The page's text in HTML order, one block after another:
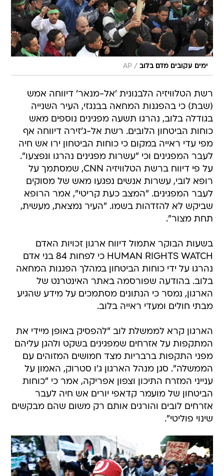
ימים עקובים מדם בלוב /
AP
רשת הטלוויזיה הלבנונית 'אל-מנאר' דיווחה אמש
(שבת) כי בהפגנות המחאה בבנגזי, העיר השנייה
בגודלה בלוב, נהרגו תשעה מפגינים נוספים מאש
כוחות הביטחון הלובים. רשת אל-ג'זירה דיווחה אף
מפי עדי ראייה במקום כי כוחות הביטחון ירו אש חיה
לעבר המפגינים וכי "עשרות מפגינים נהרגו ונפצעו".
על פי דיווח ברשת הטלוויזיה CNN, שמסתמך על
רופא לובי, עשרות אנשים נפגעו מאש של מסוקים
לעבר המפגינים. "המצב כעת קריטי", אמר הרופא
שביקש לא להזדהות בשמו. "העיר נמצאת, מעשית,
תחת מצור".
בשעות הבוקר אתמול דיווח ארגון זכויות האדם
HUMAN RIGHTS WATCH כי לפחות 84 בני אדם
נהרגו על ידי כוחות הביטחון במהלך הפגנות המחאה
בלוב. בהודעה שפורסמה באתר האינטרנט של
הארגון, נמסר כי הנתונים מסתמכים על מידע שהגיע
מבתי חולים ומעדי ראייה בלוב.
הארגון קרא לממשלת לוב "להפסיק באופן מיידי את
המתקפות על אזרחים שמפגינים בשקט ולהגן עליהם
מפני התקפות ברבריות מצד חמושים המזוהים עם
הממשלה". סגן מנהל הארגון ג'ו סטרוק, האמון על
ענייני המזרח התיכון וצפון אפריקה, אמר כי "כוחות
הביטחון של מועמר קדאפי יורים אש חיה לעבר
אזרחים לובים והורגים אותם רק משום שהם מבקשים
שינוי פוליטי".